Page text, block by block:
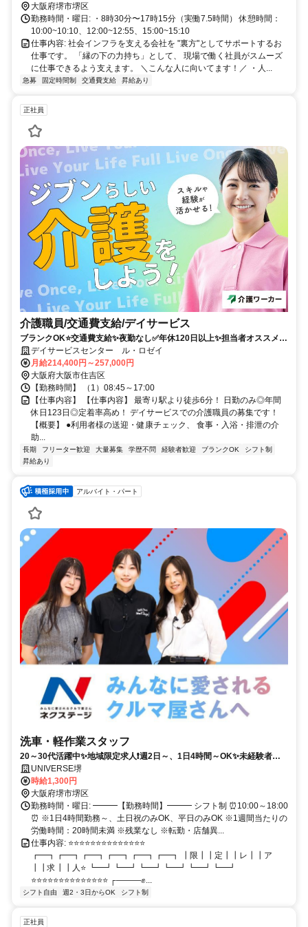
大阪府堺市堺区
勤務時間・曜日: ・8時30分〜17時15分（実働7.5時間） 休憩時間：
10:00~10:10、12:00~12:55、15:00~15:10
仕事内容: 社会インフラを支える会社を "裏方"としてサポートするお
仕事です。 「縁の下の力持ち」として、 現場で働く社員がスムーズ
に仕事できるよう支えます。 ＼こんな人に向いてます！／ ・人...
急募 固定時間制 交通費支給 昇給あり
正社員
介護職員/交通費支給/デイサービス
ブランクOK⭐️交通費支給✨夜勤なし✅️年休120日以上✨担当者オススメ⭕️
研修支援有✨週休2日❗️駅チカ
デイサービスセンター ル・ロゼイ
月給214,400円～257,000円
大阪府大阪市住吉区
【勤務時間】 （1）08:45～17:00
【仕事内容】 【仕事内容】 最寄り駅より徒歩6分！ 日勤のみ◎年間
休日123日◎定着率高め！ デイサービスでの介護職員の募集です！
【概要】 ●利用者様の送迎・健康チェック、 食事・入浴・排泄の介
助...
長期 フリーター歓迎 大量募集 学歴不問 経験者歓迎 ブランクOK
シフト制
昇給あり
アルバイト・パート
洗車・軽作業スタッフ
20～30代活躍中✨地域限定求人❗週2日～、1日4時間～OK✨未経験者・
主婦（夫）・学生・フリーター活躍中✨スキマ時間に安定して高時給で
働けます✨
UNIVERSE堺
時給1,300円
大阪府堺市堺区
勤務時間・曜日: ━━━【勤務時間】━━━ シフト制 ⏰10:00～18:00
⏰ ※1日4時間勤務～、土日祝のみOK、平日のみOK ※1週間当たりの
労働時間：20時間未満 ※残業なし ※転勤・店舗異...
仕事内容: ⭐⭐⭐⭐⭐⭐⭐⭐⭐⭐⭐⭐⭐⭐
┏━┓┏━┓┏━┓┏━┓┏━┓┏━┓ ┃限┃┃定┃┃レ┃┃ア
┃┃求┃┃人⭐ ┗━┛┗━┛┗━┛┗━┛┗━┛┗━┛
⭐⭐⭐⭐⭐⭐⭐⭐⭐⭐⭐⭐⭐⭐ ┌―――✊...
シフト自由 週2・3日からOK シフト制
正社員